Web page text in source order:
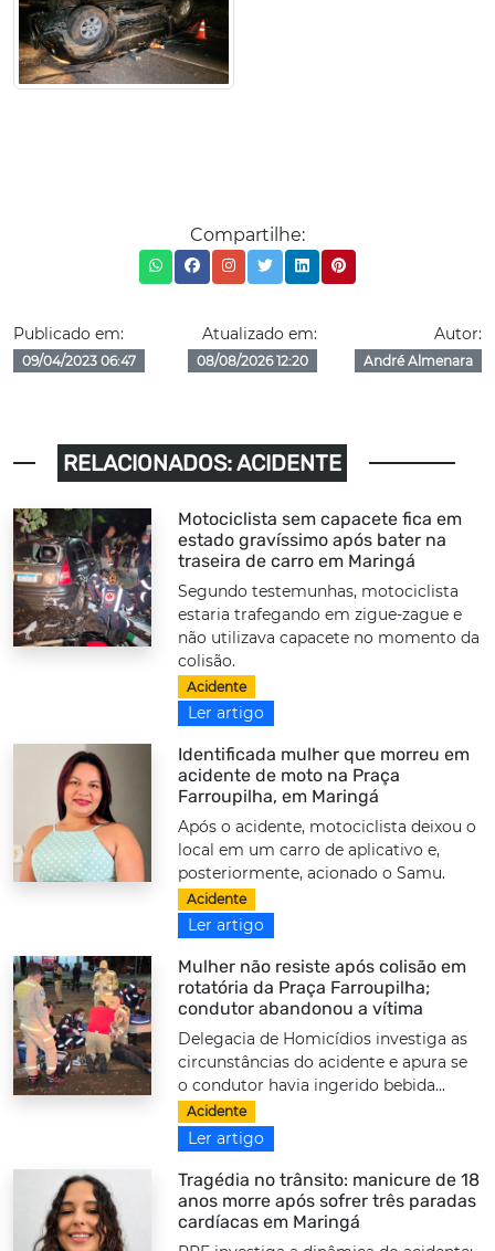
Compartilhe:
Publicado em:
09/04/2023 06:47
Atualizado em:
08/08/2026 12:20
Autor:
André Almenara
RELACIONADOS: ACIDENTE
Motociclista sem capacete fica em
estado gravíssimo após bater na
traseira de carro em Maringá
Segundo testemunhas, motociclista
estaria trafegando em zigue-zague e
não utilizava capacete no momento da
colisão.
Acidente
Ler artigo
Identificada mulher que morreu em
acidente de moto na Praça
Farroupilha, em Maringá
Após o acidente, motociclista deixou o
local em um carro de aplicativo e,
posteriormente, acionado o Samu.
Acidente
Ler artigo
Mulher não resiste após colisão em
rotatória da Praça Farroupilha;
condutor abandonou a vítima
Delegacia de Homicídios investiga as
circunstâncias do acidente e apura se
o condutor havia ingerido bebida...
Acidente
Ler artigo
Tragédia no trânsito: manicure de 18
anos morre após sofrer três paradas
cardíacas em Maringá